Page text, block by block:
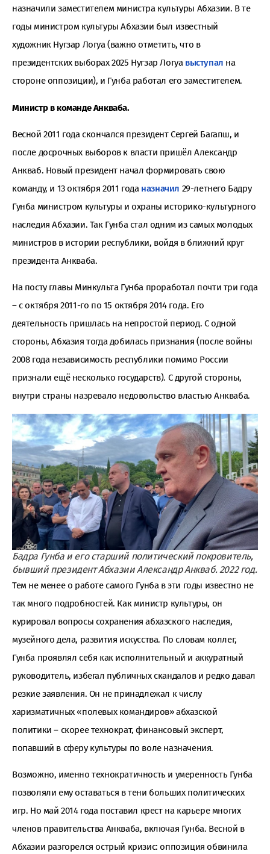
назначили заместителем министра культуры Абхазии. В те
годы министром культуры Абхазии был известный
художник Нугзар Логуа (важно отметить, что в
президентских выборах 2025 Нугзар Логуа выступал на
стороне оппозиции), и Гунба работал его заместителем.
Министр в команде Анкваба.
Весной 2011 года скончался президент Сергей Багапш, и
после досрочных выборов к власти пришёл Александр
Анкваб. Новый президент начал формировать свою
команду, и 13 октября 2011 года назначил 29-летнего Бадру
Гунба министром культуры и охраны историко-культурного
наследия Абхазии. Так Гунба стал одним из самых молодых
министров в истории республики, войдя в ближний круг
президента Анкваба.
На посту главы Минкульта Гунба проработал почти три года
– с октября 2011-го по 15 октября 2014 года. Его
деятельность пришлась на непростой период. С одной
стороны, Абхазия тогда добилась признания (после войны
2008 года независимость республики помимо России
признали ещё несколько государств). С другой стороны,
внутри страны назревало недовольство властью Анкваба.
Бадра Гунба и его старший политический покровитель,
бывший президент Абхазии Александр Анкваб. 2022 год.
Тем не менее о работе самого Гунба в эти годы известно не
так много подробностей. Как министр культуры, он
курировал вопросы сохранения абхазского наследия,
музейного дела, развития искусства. По словам коллег,
Гунба проявлял себя как исполнительный и аккуратный
руководитель, избегал публичных скандалов и редко давал
резкие заявления. Он не принадлежал к числу
харизматичных «полевых командиров» абхазской
политики – скорее технократ, финансовый эксперт,
попавший в сферу культуры по воле назначения.
Возможно, именно технократичность и умеренность Гунба
позволяли ему оставаться в тени больших политических
игр. Но май 2014 года поставил крест на карьере многих
членов правительства Анкваба, включая Гунба. Весной в
Абхазии разгорелся острый кризис: оппозиция обвинила